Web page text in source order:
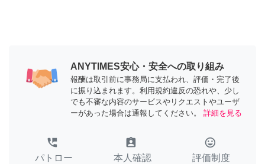
ANYTIMES安心・安全への取り組み
報酬は取引前に事務局に支払われ、評価・完了後
に振り込まれます。利用規約違反の恐れや、少し
でも不審な内容のサービスやリクエストやユーザ
ーがあった場合は通報してください。
詳細を見る
perm_phone_msg
パトロー
assignment_ind
本人確認
tag_faces
評価制度